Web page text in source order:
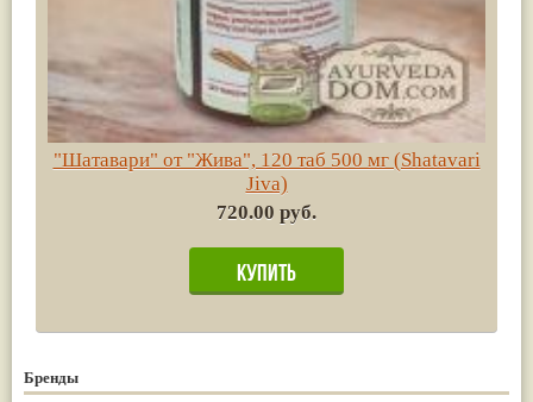
"Шатавари" от "Жива", 120 таб 500 мг (Shatavari
Jiva)
720.00 руб.
Бренды